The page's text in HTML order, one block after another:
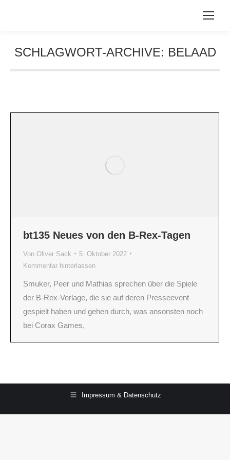
SCHLAGWORT-ARCHIVE: BELAAD
bt135 Neues von den B-Rex-Tagen
Von Oliver Sack
5. Oktober 2022
Kommentar hinterlassen
Smuker, Peer und Mathias sprechen über die Spiele
der B-Rex-Verlage, die sie auf deren Presseevent
gespielt haben und gehen durch, was ansonsten noch
bei Corax Games,
Impressum & Datenschutz